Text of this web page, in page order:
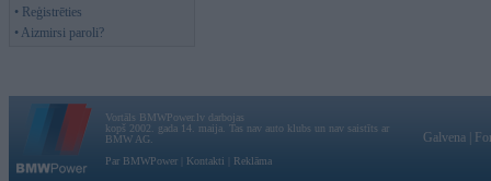
• Reģistrēties
• Aizmirsi paroli?
Vortāls BMWPower.lv darbojas
kopš 2002. gada 14. maija. Tas nav auto klubs un nav saistīts ar
BMW AG.
Par BMWPower
Kontakti Reklāma
Galvena